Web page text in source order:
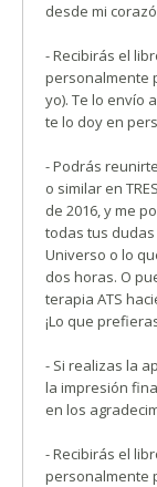
desde mi
- Recibirás el
personalmente
yo). Te lo envío
te lo doy en
- Podrás
o similar en
de 2016, y me
todas tus
Universo o lo
dos horas. O
terapia ATS
¡Lo que
- Si realizas la
la impresión
en los
- Recibirás el
personalmente